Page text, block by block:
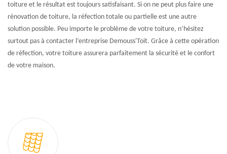
toiture et le résultat est toujours satisfaisant. Si on ne peut plus faire une
rénovation de toiture, la réfection totale ou partielle est une autre
solution possible. Peu importe le problème de votre toiture, n’hésitez
surtout pas à contacter l’entreprise Demouss'Toit. Grâce à cette opération
de réfection, votre toiture assurera parfaitement la sécurité et le confort
de votre maison.